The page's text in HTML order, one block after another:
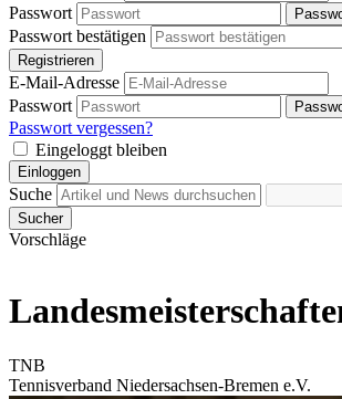
Passwort
Passwort bestätigen
Registrieren
E-Mail-Adresse
Passwort
Passwort vergessen?
Eingeloggt bleiben
Einloggen
Suche
Sucher
Vorschläge
TNB
Tennisverband Niedersachsen-Bremen e.V.